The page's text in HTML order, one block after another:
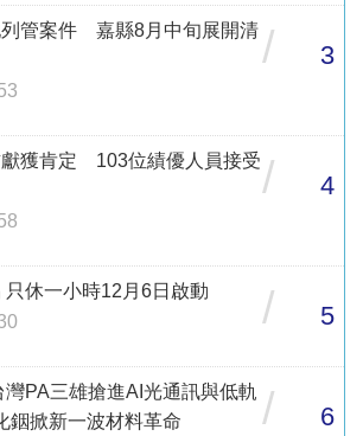
列管案件 嘉縣8月中旬展開清 / 3
獻獲肯定 103位績優人員接受/ 4
只休一小時12月6日啟動
/ 5
PA三雄搶進AI光通訊與低軌
銦掀新一波材料革命
/ 6